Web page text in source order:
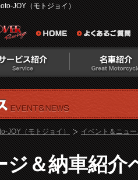
JOY（モトジョイ）
JOY（モトジョイ） イベント＆ニュ
ジ＆納車紹介